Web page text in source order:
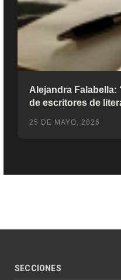
Alejandra Falabella:
de escritores de
25 DE MAYO, 2026
SECCIONES